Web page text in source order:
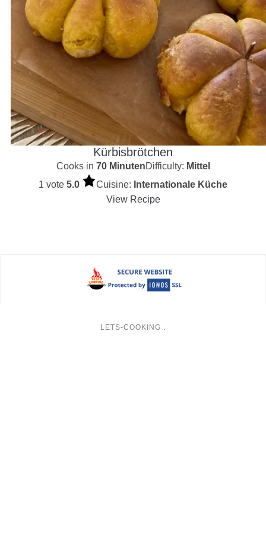
Kürbisbrötchen
Cooks in 70 MinutenDifficulty: Mittel
1 vote 5.0 Cuisine: Internationale Küche
View Recipe
LETS-COOKING .